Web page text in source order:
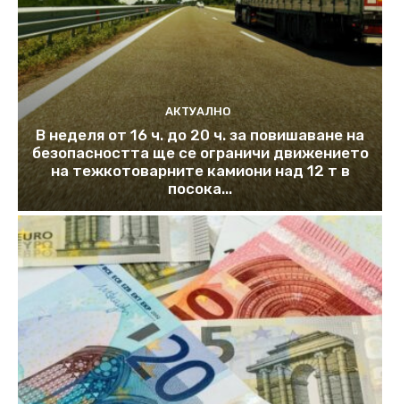
АКТУАЛНО
В неделя от 16 ч. до 20 ч. за повишаване на
безопасността ще се ограничи движението
на тежкотоварните камиони над 12 т в
посока...